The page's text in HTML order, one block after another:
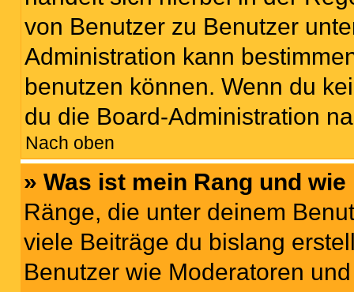
von Benutzer zu Benutzer
Administration kann
benutzen können. Wenn du
du die Board-Administration
Nach oben
» Was ist mein Rang und
Ränge, die unter deinem
viele Beiträge du bislang
Benutzer wie Moderatoren